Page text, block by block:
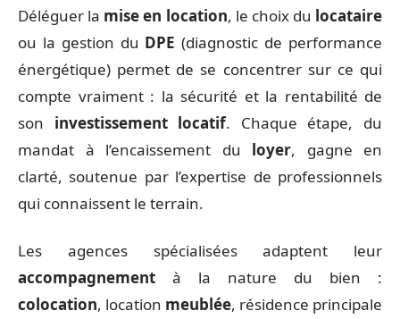
Déléguer la mise en location, le choix du locataire
ou la gestion du DPE (diagnostic de performance
énergétique) permet de se concentrer sur ce qui
compte vraiment : la sécurité et la rentabilité de
son investissement locatif. Chaque étape, du
mandat à l’encaissement du loyer, gagne en
clarté, soutenue par l’expertise de professionnels
qui connaissent le terrain.
Les agences spécialisées adaptent leur
accompagnement à la nature du bien :
colocation, location meublée, résidence principale